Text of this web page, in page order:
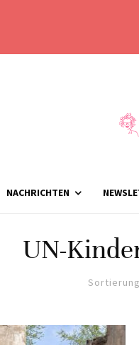
NACHRICHTEN
UN-